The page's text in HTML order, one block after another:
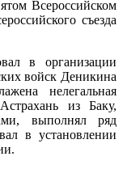
Всероссийском
съезда
в организации
войск Деникина
нелегальная
из Баку,
выполнял ряд
в установлении